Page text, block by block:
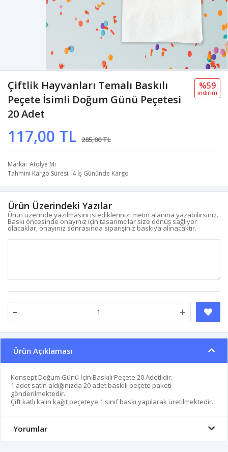
Çiftlik Hayvanları Temalı Baskılı
Peçete İsimli Doğum Günü Peçetesi
20 Adet
117,00 TL 285,00 TL
%59
i̇ndi̇ri̇m
Marka Atölye Mi
Tahmini Kargo Süresi 4 İş Gününde Kargo
Ürün Üzerindeki Yazılar
Ürün üzerinde yazılmasını istediklerinizi metin alanına yazabilirsiniz.
Baskı öncesinde onayınız için tasarımcılar size dönüş sağlıyor
olacaklar, onayınız sonrasında siparişiniz baskıya alınacaktır.
- +
Ürün Açıklaması
Konsept Doğum Günü İçin Baskılı Peçete 20 Adetlidir.
1 adet satın aldığınızda 20 adet baskılı peçete paketi
gönderilmektedir.
Çift katlı kalın kağıt peçeteye 1.sınıf baskı yapılarak üretilmektedir.
Yorumlar